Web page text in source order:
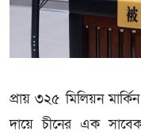
প্রায় ৩২৫ মিলিয়ন
দায়ে চীনের এক